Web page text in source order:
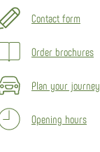
Contact form
Order brochures
Plan your journey
Opening hours